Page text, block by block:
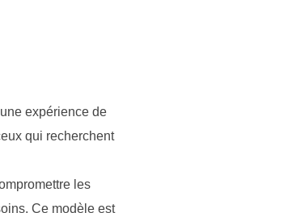
expérience de
qui recherchent
les
Ce modèle est